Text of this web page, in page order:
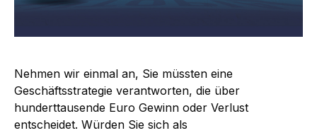
Nehmen wir einmal an, Sie müssten eine
Geschäftsstrategie verantworten, die über
hunderttausende Euro Gewinn oder Verlust
entscheidet. Würden Sie sich als